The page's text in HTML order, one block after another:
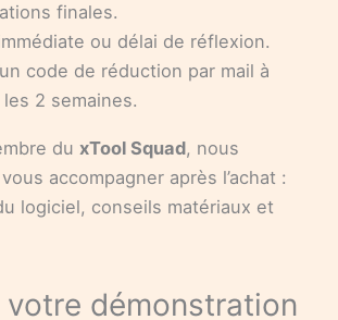
finales.
ou délai de réflexion.
code de réduction par mail à
2 semaines.
du xTool Squad, nous
accompagner après l’achat :
logiciel, conseils matériaux et
votre démonstration